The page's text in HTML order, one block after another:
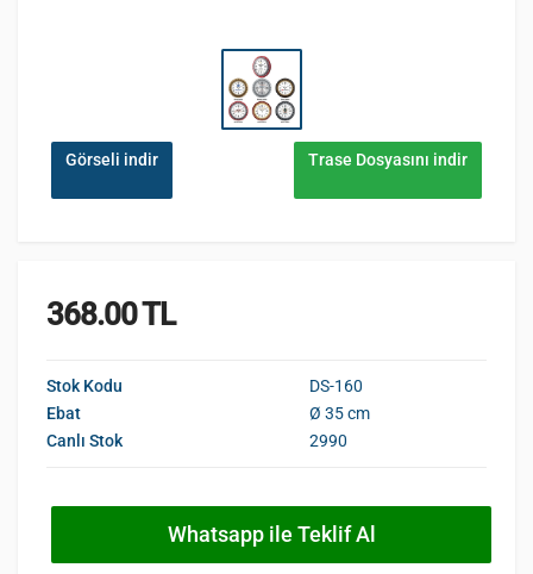
Görseli indir Trase Dosyasını indir
368.00 TL
Stok Kodu
DS-160
Ebat
Ø 35 cm
Canlı Stok
2990
Whatsapp ile Teklif Al